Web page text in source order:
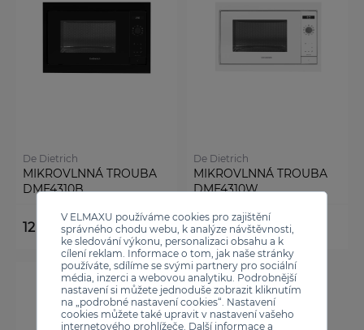
V ELMAXU používáme cookies pro zajištění
správného chodu webu, k analýze návštěvnosti,
ke sledování výkonu, personalizaci obsahu a k
cílení reklam. Informace o tom, jak naše stránky
používáte, sdílíme se svými partnery pro sociální
média, inzerci a webovou analytiku. Podrobnější
nastavení si můžete jednoduše zobrazit kliknutím
na „podrobné nastavení cookies“. Nastavení
cookies můžete také upravit v nastavení vašeho
internetového prohlížeče. Další informace a
De Dietrich
MIKROVLNNÁ TROUBA
DME4310B
12 990 Kč
De Dietrich
MIKROVLNNÁ TROUBA
DME4310W
14 990 Kč